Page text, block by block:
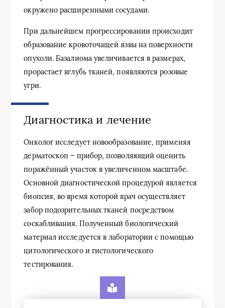
окружено расширенными сосудами.
При дальнейшем прогрессировании происходит
образование кровоточащей язвы на поверхности
опухоли. Базалиома увеличивается в размерах,
прорастает вглубь тканей, появляются розовые
угри.
Диагностика и лечение
Онколог исследует новообразование, применяя
дерматоскоп – прибор, позволяющий оценить
поражённый участок в увеличенном масштабе.
Основной диагностической процедурой является
биопсия, во время которой врач осуществляет
забор подозрительных тканей посредством
соскабливания. Полученный биологический
материал исследуется в лаборатории с помощью
цитологического и гистологического
тестирования.